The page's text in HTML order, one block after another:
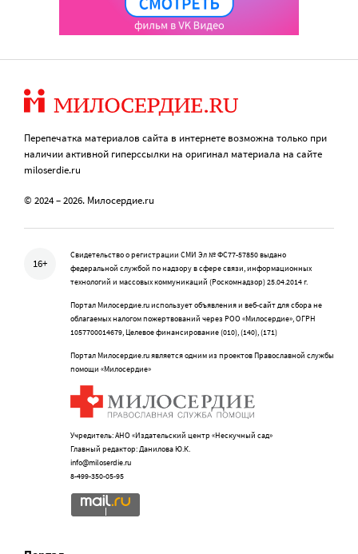
Перепечатка материалов сайта в интернете возможна только при
наличии активной гиперссылки на оригинал материала на сайте
miloserdie.ru
© 2024 – 2026. Милосердие.ru
16+
Свидетельство о регистрации СМИ Эл № ФС77-57850 выдано
федеральной службой по надзору в сфере связи, информационных
технологий и массовых коммуникаций (Роскомнадзор) 25.04.2014 г.
Портал Милосердие.ru использует объявления и веб-сайт для сбора не
облагаемых налогом пожертвований через РОО «Милосердие», ОГРН
1057700014679, Целевое финансирование (010), (140), (171)
Портал Милосердие.ru является одним из проектов Православной службы
помощи «Милосердие»
Учредитель: АНО «Издательский центр «Нескучный сад»
Главный редактор: Данилова Ю.К.
info@miloserdie.ru
8-499-350-05-95